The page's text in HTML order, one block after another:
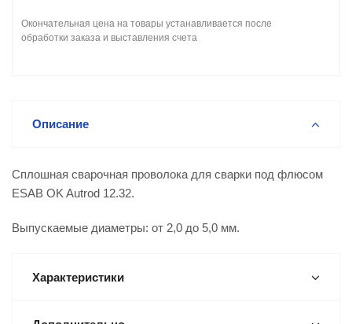
Окончательная цена на товары устанавливается после
обработки заказа и выставления счета
Описание
Сплошная сварочная проволока для сварки под флюсом
ESAB OK Autrod 12.32.
Выпускаемые диаметры: от 2,0 до 5,0 мм.
Характеристики